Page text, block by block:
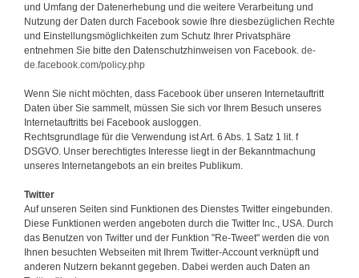
und Umfang der Datenerhebung und die weitere Verarbeitung und
Nutzung der Daten durch Facebook sowie Ihre diesbezüglichen Rechte
und Einstellungsmöglichkeiten zum Schutz Ihrer Privatsphäre
entnehmen Sie bitte den Datenschutzhinweisen von Facebook. de-
de.facebook.com/policy.php
Wenn Sie nicht möchten, dass Facebook über unseren Internetauftritt
Daten über Sie sammelt, müssen Sie sich vor Ihrem Besuch unseres
Internetauftritts bei Facebook ausloggen.
Rechtsgrundlage für die Verwendung ist Art. 6 Abs. 1 Satz 1 lit. f
DSGVO. Unser berechtigtes Interesse liegt in der Bekanntmachung
unseres Internetangebots an ein breites Publikum.
Twitter
Auf unseren Seiten sind Funktionen des Dienstes Twitter eingebunden.
Diese Funktionen werden angeboten durch die Twitter Inc., USA. Durch
das Benutzen von Twitter und der Funktion "Re-Tweet" werden die von
Ihnen besuchten Webseiten mit Ihrem Twitter-Account verknüpft und
anderen Nutzern bekannt gegeben. Dabei werden auch Daten an